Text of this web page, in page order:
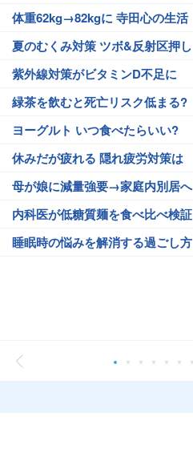
体重62kg→82kgに 寺田心の生活
夏のむくみ対策 ツボ&反射区押し
紫外線対策がビタミンD不足に
緑茶を飲むと死亡リスク低まる?
ヨーグルト いつ食べたらいい?
休みだが疲れる 隠れ疲労対策は
母が娘に減量強要→家庭内別居へ
内科医が低糖質麺を食べ比べ検証
睡眠時の悩みを解消する過ごし方